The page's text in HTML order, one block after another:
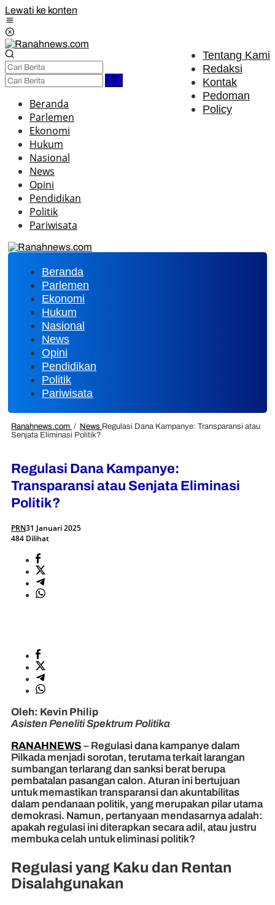
Lewati ke konten
Tentang Kami
Redaksi
Kontak
Pedoman
Policy
Beranda
Parlemen
Ekonomi
Hukum
Nasional
News
Opini
Pendidikan
Politik
Pariwisata
Beranda
Parlemen
Ekonomi
Hukum
Nasional
News
Opini
Pendidikan
Politik
Pariwisata
Ranahnews.com / News Regulasi Dana Kampanye: Transparansi atau
Senjata Eliminasi Politik?
Regulasi Dana Kampanye:
Transparansi atau Senjata Eliminasi
Politik?
PRN31 Januari 2025
484 Dilihat
Oleh: Kevin Philip
Asisten Peneliti Spektrum Politika
RANAHNEWS – Regulasi dana kampanye dalam
Pilkada menjadi sorotan, terutama terkait larangan
sumbangan terlarang dan sanksi berat berupa
pembatalan pasangan calon. Aturan ini bertujuan
untuk memastikan transparansi dan akuntabilitas
dalam pendanaan politik, yang merupakan pilar utama
demokrasi. Namun, pertanyaan mendasarnya adalah:
apakah regulasi ini diterapkan secara adil, atau justru
membuka celah untuk eliminasi politik?
Regulasi yang Kaku dan Rentan
Disalahgunakan